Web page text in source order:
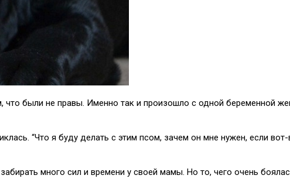
были не правы. Именно так и произошло с одной беременной
“Что я буду делать с этим псом, зачем он мне нужен, если
много сил и времени у своей мамы. Но то, чего очень